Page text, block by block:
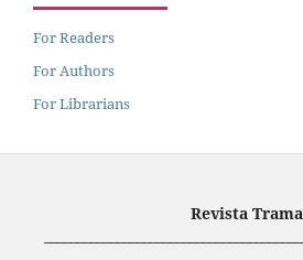
For Readers
For Authors
For Librarians
Revista Trama